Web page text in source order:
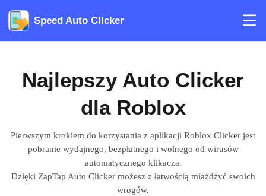
Speed Auto Clicker
Najlepszy Auto Clicker
dla Roblox
Pierwszym krokiem do korzystania z aplikacji Roblox Clicker jest
pobranie wydajnego, bezpłatnego i wolnego od wirusów
automatycznego klikacza.
Dzięki ZapTap Auto Clicker możesz z łatwością miażdżyć swoich
wrogów.